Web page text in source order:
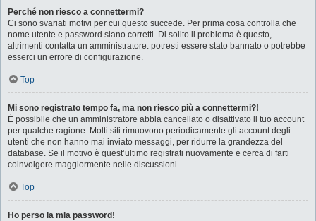
Perché non riesco a connettermi?
Ci sono svariati motivi per cui questo succede. Per prima cosa controlla che
nome utente e password siano corretti. Di solito il problema è questo,
altrimenti contatta un amministratore: potresti essere stato bannato o potrebbe
esserci un errore di configurazione.
Top
Mi sono registrato tempo fa, ma non riesco più a connettermi?!
È possibile che un amministratore abbia cancellato o disattivato il tuo account
per qualche ragione. Molti siti rimuovono periodicamente gli account degli
utenti che non hanno mai inviato messaggi, per ridurre la grandezza del
database. Se il motivo è quest’ultimo registrati nuovamente e cerca di farti
coinvolgere maggiormente nelle discussioni.
Top
Ho perso la mia password!